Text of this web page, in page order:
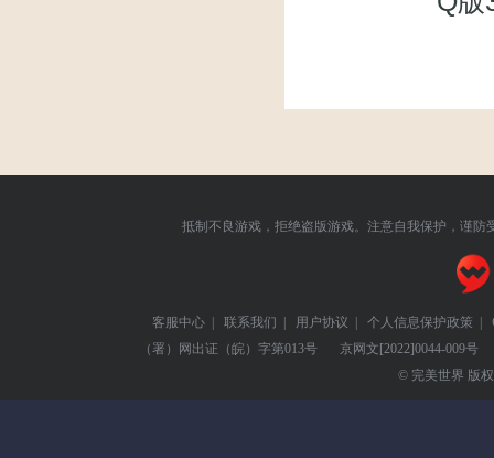
抵制不良游戏，拒绝盗版游戏。注意自我保护，谨防
客服中心 | 联系我们 | 用户协议 | 个人信息保护政策 |
（署）网出证（皖）字第013号
京网文[2022]0044-009号
© 完美世界 版权